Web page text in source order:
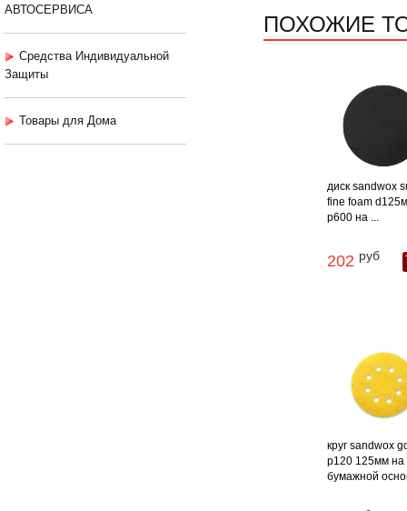
АВТОСЕРВИСА
Средства Индивидуальной
Защиты
Товары для Дома
ПОХОЖИЕ
диск sandwox
fine foam
p600 на ...
202 руб
круг sandwox
p120 125мм на
бумажной